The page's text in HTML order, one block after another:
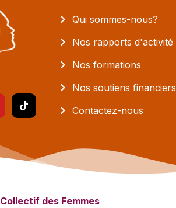
Qui sommes-nous?
Nos rapports d'activité
Nos formations
Nos soutiens financiers
Contactez-nous
Collectif des Femmes